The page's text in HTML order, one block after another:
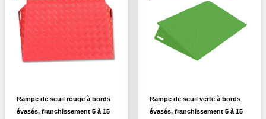
Rampe de seuil rouge à bords
évasés, franchissement 5 à 15
Rampe de seuil verte à bords
évasés, franchissement 5 à 15